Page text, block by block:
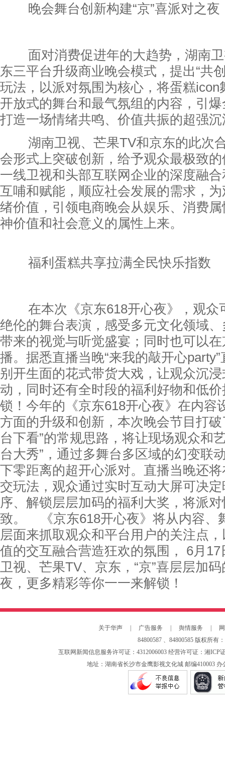
晚会舞台创新构建“京”喜派对之夜
面对消费促进年的大趋势，湖南卫
东三平台升级商业晚会模式，提出“共
玩法，以派对氛围为核心，将蛋糕icon
开放式的舞台和最气氛组的内容，引
打造一场情绪共鸣、价值共振的超强
湖南卫视、芒果TV和京东的此次
会形式上突破创新，给予观众最极致
一线卫视和头部互联网企业的深度融
互哺和赋能，顺应社会发展的需求，
绪价值，引领电商晚会从娱乐、消费
神价值和社会意义的属性上来。
福利蛋糕共享拉满全民快乐指数
在本次《京东618开心夜》，观众
绝伦的舞台表演，感受多元文化领域
带来的视觉与听觉盛宴；同时也可以
播。据悉直播当晚“来我的敲开心
别开生面的花式带货大戏，让观众沉
动，同时还有全时段的福利好物和低
锁！今年的《京东618开心夜》在内容
方面的升级和创新，本次晚会节目打
台下看”的常规思路，将让现场观众和
台大秀”，通过多舞台多区域的幻变联
下零距离的超开心派对。直播当晚还
交玩法，观众通过实时互动大屏可决
序、解锁层层加码的福利大奖，将派
致。 《京东618开心夜》将从内容、
层面来抓取观众和平台用户的关注点
值的交互融合营造狂欢的氛围， 6月
卫视、芒果TV、京东，“京”喜层层加
夜，更多精彩等你一一来解锁！
关于华声 广告服务 舆情服务
84800587 、84800585 版权所有
互联网新闻信息服务许可证：4312006003 经营许可证：湘ICP
地址：湖南省长沙市金鹰影视文化城 邮编410003 办